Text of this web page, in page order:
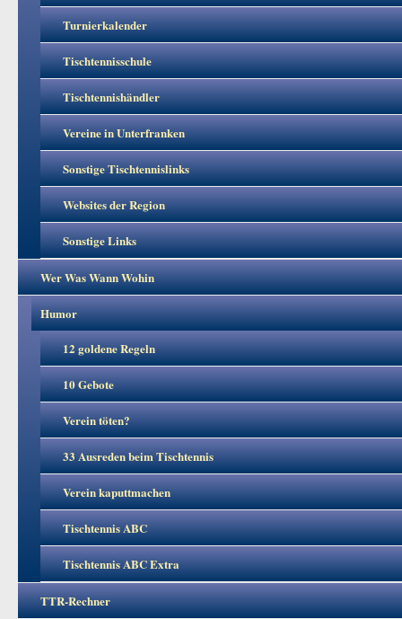
Turnierkalender
Tischtennisschule
Tischtennishändler
Vereine in Unterfranken
Sonstige Tischtennislinks
Websites der Region
Sonstige Links
Wer Was Wann Wohin
Humor
12 goldene Regeln
10 Gebote
Verein töten?
33 Ausreden beim Tischtennis
Verein kaputtmachen
Tischtennis ABC
Tischtennis ABC Extra
TTR-Rechner